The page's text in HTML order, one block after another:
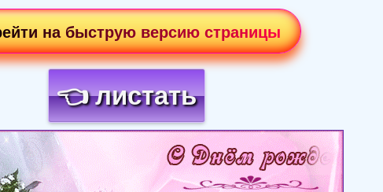
на быструю версию страницы
👈 листать
Загрузка картинки...